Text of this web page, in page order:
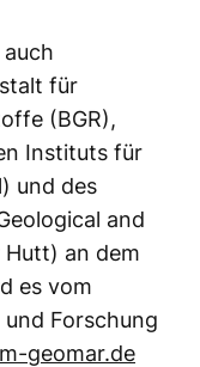
für
(BGR),
Instituts für
und des
and
Hutt) an dem
es vom
Forschung
geomar.de